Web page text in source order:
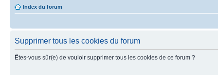
Index du forum
Supprimer tous les cookies du forum
Êtes-vous sûr(e) de vouloir supprimer tous les cookies de ce forum ?